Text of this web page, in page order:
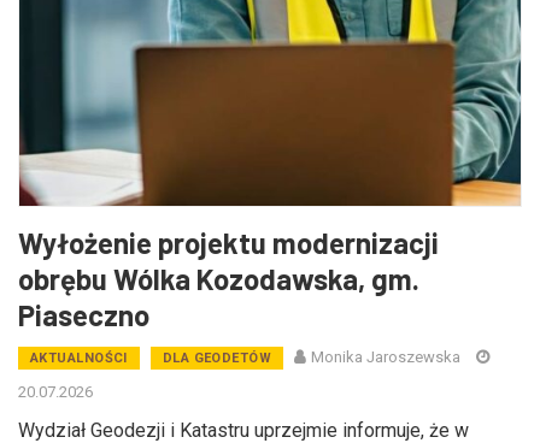
Wyłożenie projektu modernizacji
obrębu Wólka Kozodawska, gm.
Piaseczno
AKTUALNOŚCI DLA GEODETÓW
Monika Jaroszewska
20.07.2026
Wydział Geodezji i Katastru uprzejmie informuje, że w